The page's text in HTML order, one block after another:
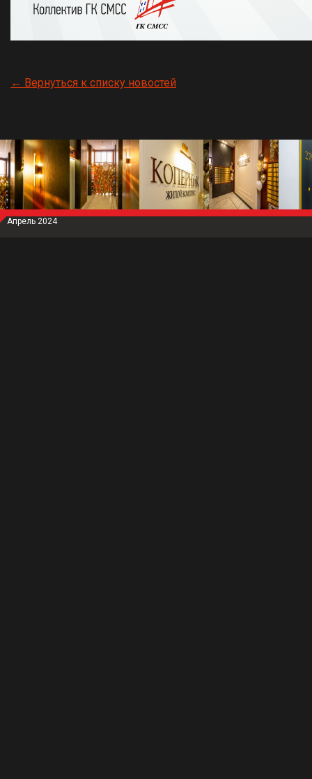
← Вернуться к списку новостей
Апрель 2024